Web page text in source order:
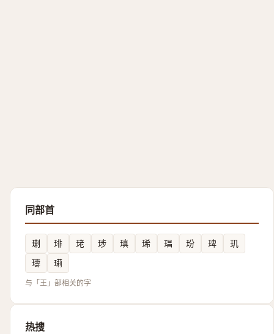
同部首
㻝 琲 珯 㻉 瑱 琋 琩 玢 琕
玑
璹
㻳
与「王」部相关的字
热搜